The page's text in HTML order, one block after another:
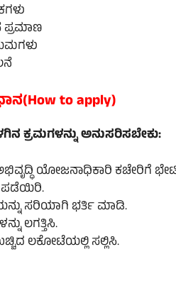
ಪ್ರಮಾಣ
to apply)
ಕ್ರಮಗಳನ್ನು ಅನುಸರಿಸಬೇಕು:
ಯೋಜನಾಧಿಕಾರಿ ಕಚೇರಿಗೆ
ಸರಿಯಾಗಿ ಭರ್ತಿ ಮಾಡಿ.
ಲಗತ್ತಿಸಿ.
ಲಕೋಟೆಯಲ್ಲಿ ಸಲ್ಲಿಸಿ.